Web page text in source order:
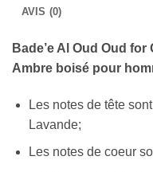
AVIS (0)
Bade’e Al Oud Oud for
Ambre boisé pour
Les notes de tête
Lavande;
Les notes de coeur